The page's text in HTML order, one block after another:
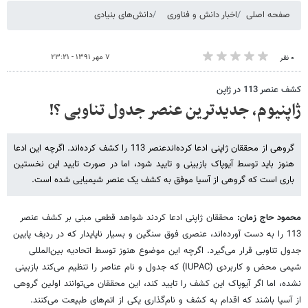
صفحه اصلی اخبار دانش و فناوری دانش‌های بنیادی
۰ نفر ۷ مهر ۱۳۹۱ - ۲۳:۲۱
کشف عنصر 113 در ژاپن
ژاپنیوم، جدیدترین عنصر جدول تناوبی ؟!
گروهی از محققان ژاپنی ادعا کرده‌اندعنصر 113 را کشف کرده‌اند. اگرچه این ادعا
هنوز باید توسط آیوپاک بازبینی و تایید شود، اما در صورت تایید این نخستین
باری است که گروهی از آسیا موفق به کشف یک عنصر شیمیایی شده است.
محمود حاج زمان: محققان ژاپنی ادعا کردند شواهد قطعی مبنی بر کشف عنصر
113 را به دست آورده‌اند، عنصری فوق سنگین و بسیار ناپایدار که در ردیف پایین
جدول تناوبی قرار می‌گیرد. اگرچه این موضوع هنوز توسط اتحادیه بین‌المللی
شیمی محض و کاربردی (IUPAC) که جدول و نام عناصر را تنظیم می‌کند بازبینی
نشده، اما اگر آیوپاک این کشف را تایید کند، این محققان می‌توانند اولین گروهی
از آسیا باشند که اقدام به کشف و نام‌گذاری یکی از اتم‌های طبیعت می‌کنند.